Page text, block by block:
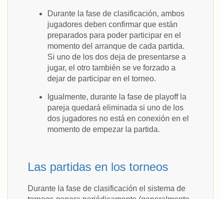
Durante la fase de clasificación, ambos
jugadores deben confirmar que están
preparados para poder participar en el
momento del arranque de cada partida.
Si uno de los dos deja de presentarse a
jugar, el otro también se ve forzado a
dejar de participar en el torneo.
Igualmente, durante la fase de playoff la
pareja quedará eliminada si uno de los
dos jugadores no está en conexión en el
momento de empezar la partida.
Las partidas en los torneos
Durante la fase de clasificación el sistema de